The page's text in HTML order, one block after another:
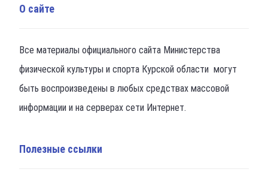
О сайте
Все материалы официального сайта Министерства
физической культуры и спорта Курской области могут
быть воспроизведены в любых средствах массовой
информации и на серверах сети Интернет.
Полезные ссылки